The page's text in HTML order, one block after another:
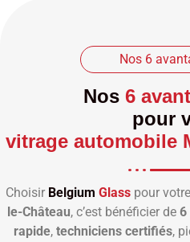
Nos 6
Nos 6
pour
vitrage automobile
Choisir Belgium Glasspour votre
le-Château, c’est bénéficier de 6
rapide, techniciens certifiés,